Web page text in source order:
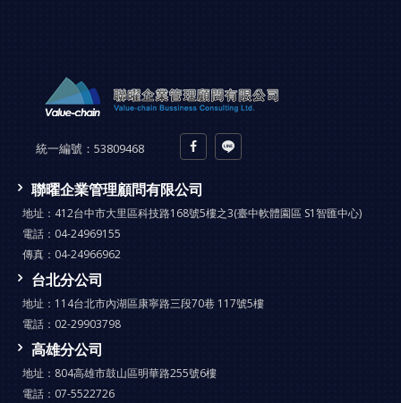
統一編號： 53809468
聯曜企業管理顧問有限公司
地址： 412台中市大里區科技路168號5樓之3(臺中軟體園區 S1智匯中心)
電話： 04-24969155
傳真： 04-24966962
台北分公司
地址： 114台北市內湖區康寧路三段70巷 117號5樓
電話： 02-29903798
高雄分公司
地址： 804高雄市鼓山區明華路255號6樓
電話： 07-5522726